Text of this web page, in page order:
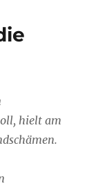
hielt am